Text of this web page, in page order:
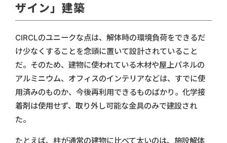
ザイン」建築
CIRCLのユニークな点は、解体時の環境負荷をできるだ
け少なくすることを念頭に置いて設計されていること
だ。そのため、建物に使われている木材や屋上パネルの
アルミニウム、オフィスのインテリアなどは、すでに使
用済みのものか、今後再利用できるものばかり。化学接
着剤は使用せず、取り外し可能な金具のみで建設され
た。
たとえば、柱が通常の建物に比べて太いのは、施設解体